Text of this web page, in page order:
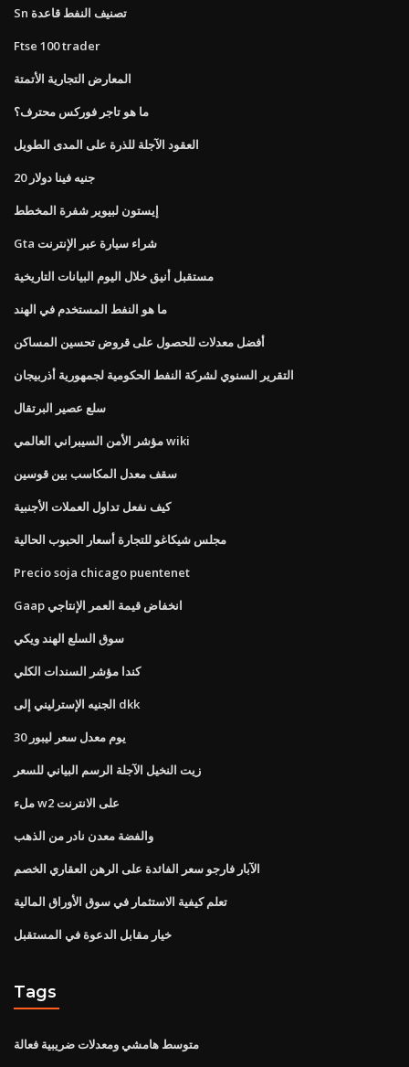
Sn تصنيف النفط قاعدة
Ftse 100 trader
المعارض التجارية الأتمتة
ما هو تاجر فوركس محترف؟
العقود الآجلة للذرة على المدى الطويل
20 جنيه فينا دولار
إيستون لبيوير شفرة المخطط
Gta شراء سيارة عبر الإنترنت
مستقبل أنيق خلال اليوم البيانات التاريخية
ما هو النفط المستخدم في الهند
أفضل معدلات للحصول على قروض تحسين المساكن
التقرير السنوي لشركة النفط الحكومية لجمهورية أذربيجان
سلع عصير البرتقال
مؤشر الأمن السيبراني العالمي wiki
سقف معدل المكاسب بين قوسين
كيف نفعل تداول العملات الأجنبية
مجلس شيكاغو للتجارة أسعار الحبوب الحالية
Precio soja chicago puentenet
Gaap انخفاض قيمة العمر الإنتاجي
سوق السلع الهند ويكي
كندا مؤشر السندات الكلي
الجنيه الإسترليني إلى dkk
30 يوم معدل سعر ليبور
زيت النخيل الآجلة الرسم البياني للسعر
ملء w2 على الانترنت
والفضة معدن نادر من الذهب
الآبار فارجو سعر الفائدة على الرهن العقاري الخصم
تعلم كيفية الاستثمار في سوق الأوراق المالية
خيار مقابل الدعوة في المستقبل
Tags
متوسط ​​هامشي ومعدلات ضريبية فعالة